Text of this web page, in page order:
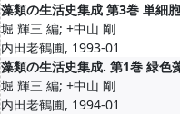
藻類の生活史集成 第3巻 単細
堀 輝三 編; +中山 剛
内田老鶴圃, 1993-01
藻類の生活史集成. 第1巻 緑色
堀 輝三 編; +中山 剛
内田老鶴圃, 1994-01